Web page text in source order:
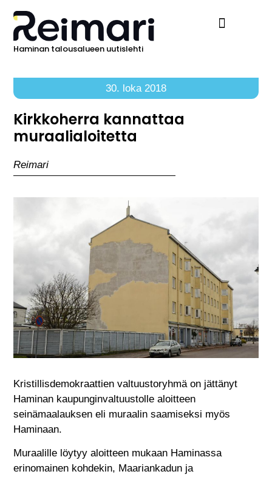
Haminan talousalueen uutislehti
30. loka 2018
Kirkkoherra kannattaa
muraalialoitetta
Reimari
Kristillisdemokraattien valtuustoryhmä on jättänyt
Haminan kaupunginvaltuustolle aloitteen
seinämaalauksen eli muraalin saamiseksi myös
Haminaan.
Muraalille löytyy aloitteen mukaan Haminassa
erinomainen kohdekin, Maariankadun ja